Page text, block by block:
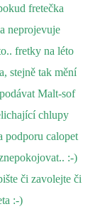
fretečka
neprojevuje
fretky na léto
stejně tak mění
Malt-sof
chlupy
podporu calopet
:-)
či zavolejte či
:-)